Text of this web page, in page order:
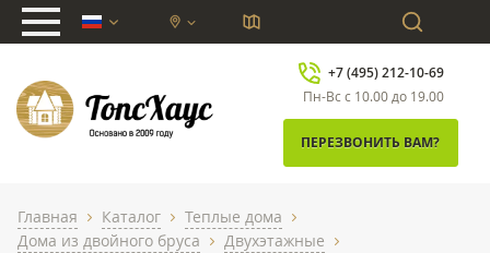
chevron_down
+7 (495) 212-10-69
Пн-Вс с 10.00 до 19.00
ПЕРЕЗВОНИТЬ ВАМ?
Главная chevron_right Каталог chevron_right Теплые дома chevron_right
Дома из двойного бруса chevron_right Двухэтажные chevron_right